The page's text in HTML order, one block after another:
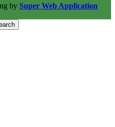
by Super Web Application